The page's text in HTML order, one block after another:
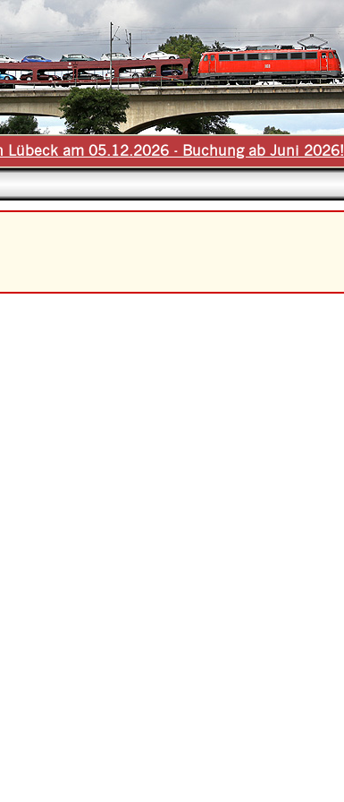
Lübeck am 05.12.2026 - Buchung ab Juni 2026!